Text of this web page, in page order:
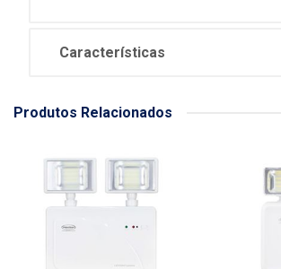
Características
Produtos Relacionados